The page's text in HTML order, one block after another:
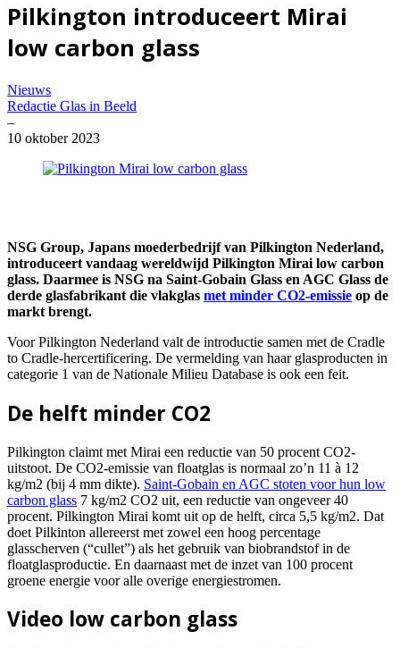
Pilkington introduceert Mirai
low carbon glass
Nieuws
Redactie Glas in Beeld
–
10 oktober 2023
NSG Group, Japans moederbedrijf van Pilkington Nederland,
introduceert vandaag wereldwijd Pilkington Mirai low carbon
glass. Daarmee is NSG na Saint-Gobain Glass en AGC Glass de
derde glasfabrikant die vlakglas met minder CO2-emissie op de
markt brengt.
Voor Pilkington Nederland valt de introductie samen met de Cradle
to Cradle-hercertificering. De vermelding van haar glasproducten in
categorie 1 van de Nationale Milieu Database is ook een feit.
De helft minder CO2
Pilkington claimt met Mirai een reductie van 50 procent CO2-
uitstoot. De CO2-emissie van floatglas is normaal zo’n 11 à 12
kg/m2 (bij 4 mm dikte). Saint-Gobain en AGC stoten voor hun low
carbon glass 7 kg/m2 CO2 uit, een reductie van ongeveer 40
procent. Pilkington Mirai komt uit op de helft, circa 5,5 kg/m2. Dat
doet Pilkinton allereerst met zowel een hoog percentage
glasscherven (“cullet”) als het gebruik van biobrandstof in de
floatglasproductie. En daarnaast met de inzet van 100 procent
groene energie voor alle overige energiestromen.
Video low carbon glass